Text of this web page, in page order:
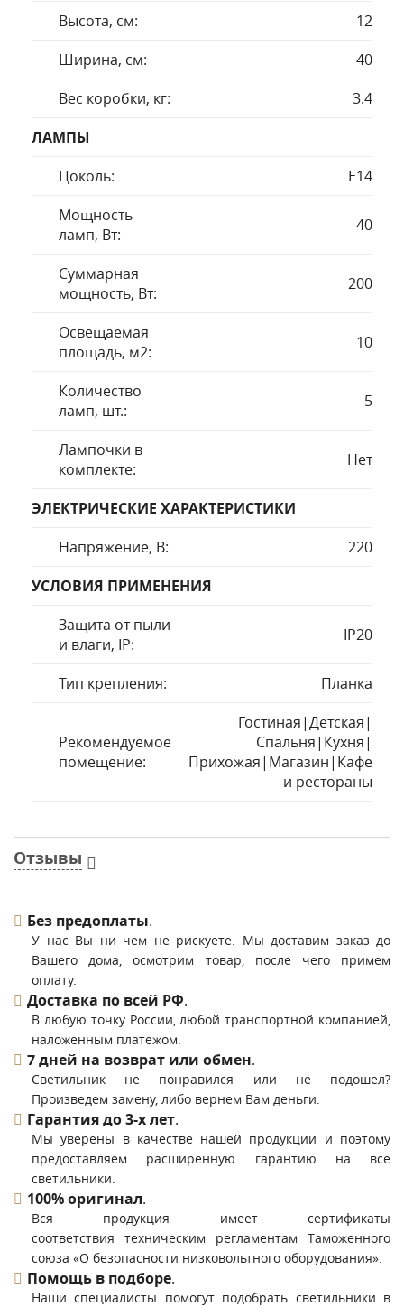
Высота, см:
12
Ширина, см:
40
Вес коробки, кг:
3.4
ЛАМПЫ
Цоколь:
E14
Мощность
ламп, Вт:
40
Суммарная
мощность, Вт:
200
Освещаемая
площадь, м2:
10
Количество
ламп, шт.:
5
Лампочки в
комплекте:
Нет
ЭЛЕКТРИЧЕСКИЕ ХАРАКТЕРИСТИКИ
Напряжение, В:
220
УСЛОВИЯ ПРИМЕНЕНИЯ
Защита от пыли
и влаги, IP:
IP20
Тип крепления: Планка
Рекомендуемое
помещение:
Гостиная|Детская|
Спальня|Кухня|
Прихожая|Магазин|Кафе
и рестораны
Отзывы
Без предоплаты.
У нас Вы ни чем не рискуете. Мы доставим заказ до
Вашего дома, осмотрим товар, после чего примем
оплату.
Доставка по всей РФ.
В любую точку России, любой транспортной компанией,
наложенным платежом.
7 дней на возврат или обмен.
Светильник не понравился или не подошел?
Произведем замену, либо вернем Вам деньги.
Гарантия до 3-х лет.
Мы уверены в качестве нашей продукции и поэтому
предоставляем расширенную гарантию на все
светильники.
100% оригинал.
Вся продукция имеет сертификаты
соответствия техническим регламентам Таможенного
союза «О безопасности низковольтного оборудования».
Помощь в подборе.
Наши специалисты помогут подобрать светильники в